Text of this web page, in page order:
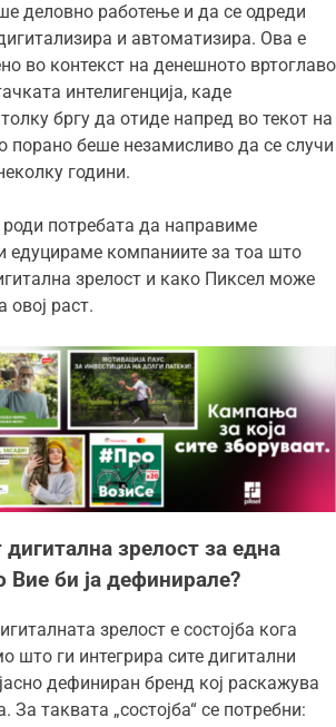
деловно работење и да се одреди
и автоматизира. Ова е
во контекст на денешното вртоглаво
интелигенција, каде
бргу да отиде напред во текот на
порано беше незамисливо да се случи
години.
роди потребата да направиме
едуцираме компаниите за тоа што
зрелост и како Пиксел може
овој раст.
зрелост за една
Вие би ја дефинирале?
зрелост е состојба кога
што ги интегрира сите дигитални
дефиниран бренд кој раскажува
За таквата „состојба“ се потребни: